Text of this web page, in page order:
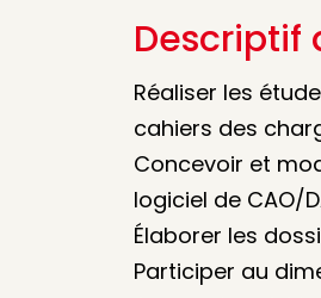
Descriptif
Réaliser les
cahiers des
Concevoir et
logiciel de CAO/
Élaborer les
Participer au